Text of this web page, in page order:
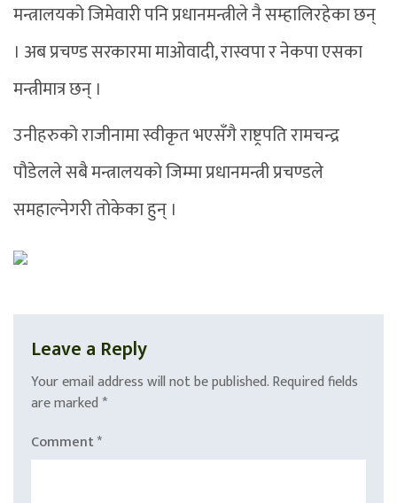
मन्त्रालयको जिमेवारी पनि प्रधानमन्त्रीले नै सम्हालिरहेका छन्
। अब प्रचण्ड सरकारमा माओवादी, रास्वपा र नेकपा एसका
मन्त्रीमात्र छन् ।
उनीहरुको राजीनामा स्वीकृत भएसँगै राष्ट्रपति रामचन्द्र
पौडेलले सबै मन्त्रालयको जिम्मा प्रधानमन्त्री प्रचण्डले
समहाल्नेगरी तोकेका हुन् ।
Leave a Reply
Your email address will not be published.Required fields
are marked *
Comment*